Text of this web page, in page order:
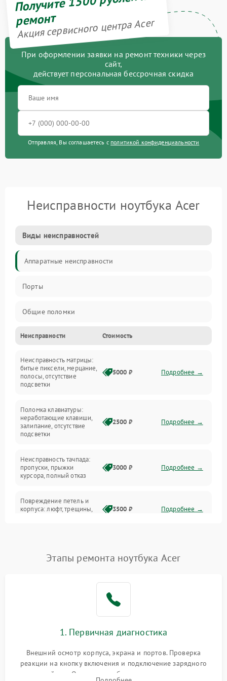
ремонт
Акция сервисного центра Acer
При оформлении заявки на ремонт техники через
сайт,
действует персональная бессрочная скидка
Отправляя, Вы соглашаетесь с политикой конфиденциальности
Неисправности ноутбука Acer
Виды неисправностей
Аппаратные неисправности
Порты
Общие поломки
Устройства
Программные ошибки
Электрические и системные сбои
Интерфейсные проблемы
Батарея
Сеть и интернет
Неисправности Стоимость
Неисправность матрицы:
битые пиксели, мерцание,
полосы, отсутствие
подсветки
5000 ₽ Подробнее →
Поломка клавиатуры:
неработающие клавиши,
залипание, отсутствие
подсветки
2500 ₽ Подробнее →
Неисправность тачпада:
пропуски, прыжки
курсора, полный отказ
3000 ₽ Подробнее →
Повреждение петель и
корпуса: люфт, трещины,
3500 ₽ Подробнее →
невозможность зарядки,
2500 ₽ Подробнее →
2000 ₽
Перегрев из‑за пыли,
неисправности кулера
Выход из строя SSD или
Этапы ремонта ноутбука Acer
1. Первичная диагностика
Внешний осмотр корпуса, экрана и портов. Проверка
реакции на кнопку включения и подключение зарядного
устройства. Оценка потребления тока с помощью